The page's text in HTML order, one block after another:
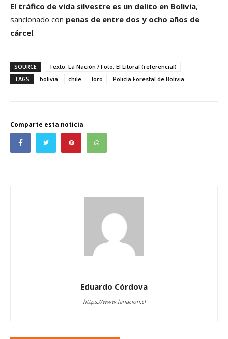
El tráfico de vida silvestre es un delito en Bolivia,
sancionado con penas de entre dos y ocho años de
cárcel.
SOURCE
Texto: La Nación / Foto: El Litoral (referencial)
TAGS
bolivia chile loro Policía Forestal de Bolivia
Comparte esta noticia
Eduardo Córdova
https://www.lanacion.cl